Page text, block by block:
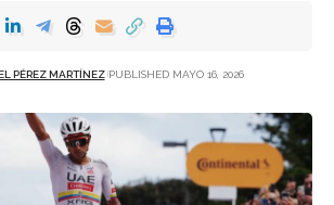
PÉREZ MARTÍNEZ PUBLISHED MAYO 16, 2026